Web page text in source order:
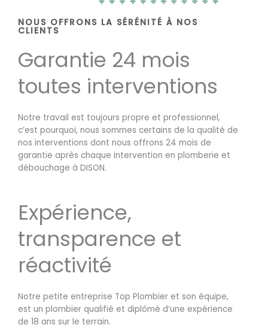
NOUS OFFRONS LA SÉRÉNITÉ À NOS
CLIENTS
Garantie 24 mois
toutes interventions
Notre travail est toujours propre et professionnel,
c’est pourquoi, nous sommes certains de la qualité de
nos interventions dont nous offrons 24 mois de
garantie après chaque intervention en plomberie et
débouchage à DISON.
Expérience,
transparence et
réactivité
Notre petite entreprise Top Plombier et son équipe,
est un plombier qualifié et diplômé d’une expérience
de 18 ans sur le terrain.